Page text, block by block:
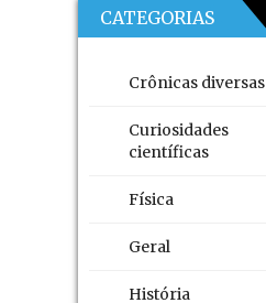
CATEGORIAS
Crônicas diversas
Curiosidades
científicas
Física
Geral
História